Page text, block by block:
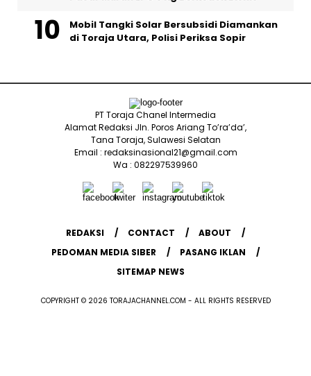
Mobil Tangki Solar Bersubsidi Diamankan
di Toraja Utara, Polisi Periksa Sopir
PT Toraja Chanel Intermedia
Alamat Redaksi Jln. Poros Ariang To’ra’da’,
Tana Toraja, Sulawesi Selatan
Email : redaksinasional21@gmail.com
Wa : 082297539960
REDAKSI CONTACT
ABOUT
PEDOMAN MEDIA SIBER
PASANG IKLAN
SITEMAP NEWS
COPYRIGHT © 2026 TORAJACHANNEL.COM - ALL RIGHTS RESERVED